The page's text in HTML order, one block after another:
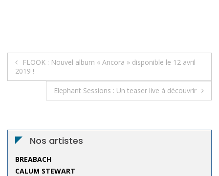
Navigation
de
l’article
FLOOK : Nouvel album « Ancora » disponible le 12 avril
2019 !
Elephant Sessions : Un teaser live à découvrir
Nos artistes
BREABACH
CALUM STEWART